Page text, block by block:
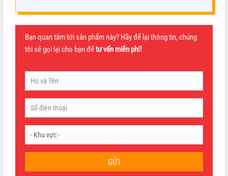
Bạn quan tâm tới sản phẩm này? Hãy để lại thông tin, chúng
tôi sẽ gọi lại cho bạn đểtư vấn miễn phí!
GỬI